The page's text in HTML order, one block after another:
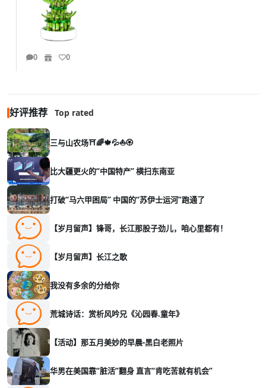
0 0
好评推荐 Top rated
三与山农场⛩️🌈🍁💦⛵🏵️
比大疆更火的“中国特产” 横扫东南亚
打破“马六甲困局” 中国的“苏伊士运河”跑通了
【岁月留声】锋哥，长江那股子劲儿，咱心里都有！
【岁月留声】长江之歌
我没有多余的分给你
荒城诗话：赏析风吟兄《沁园春.童年》
【活动】那五月美妙的早晨-黑白老照片
华男在美国靠“脏活”翻身 直言“肯吃苦就有机会”